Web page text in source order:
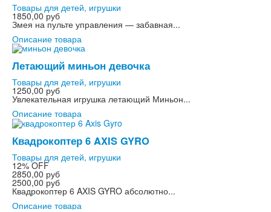
Товары для детей, игрушки
1850,00 руб
Змея на пульте управления — забавная...
Описание товара
Летающий миньон девочка
Товары для детей, игрушки
1250,00 руб
Увлекательная игрушка летающий Миньон...
Описание товара
Квадрокоптер 6 AXIS GYRO
Товары для детей, игрушки
12% OFF
2850,00 руб
2500,00 руб
Квадрокоптер 6 AXIS GYRO абсолютно...
Описание товара